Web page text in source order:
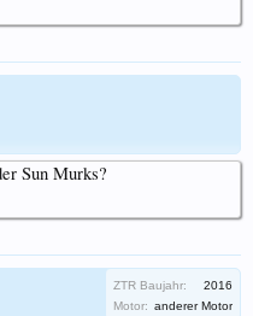
Sun Murks?
ZTR Baujahr:
2016
Motor: anderer Motor